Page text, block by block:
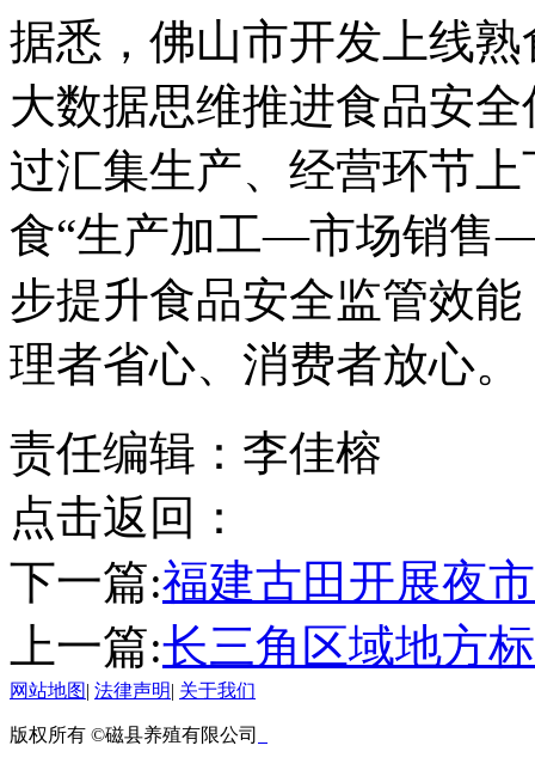
据悉，佛山市开发上线
大数据思维推进食品安
过汇集生产、经营环节
食“生产加工—市场销售
步提升食品安全监管效
理者省心、消费者放心。
责任编辑：李佳榕
点击返回：
下一篇:福建古田开展夜
上一篇:长三角区域地方
网站地图| 法律声明| 关于我们
版权所有 ©磁县养殖有限公司